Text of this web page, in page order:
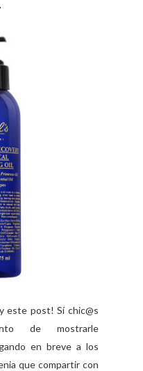
este post! Sí chic@s
de mostrarle
en breve a los
que compartir con